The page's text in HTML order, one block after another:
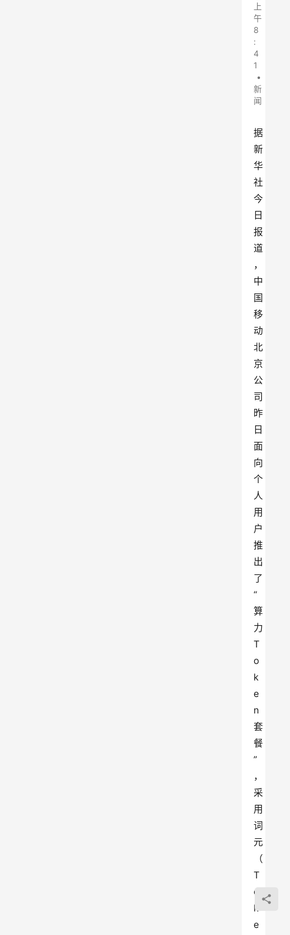
上
午
8
:
4
1
•
新
闻
据
新
华
社
今
日
报
道
，
中
国
移
动
北
京
公
司
昨
日
面
向
个
人
用
户
推
出
了
“
算
力
T
o
k
e
n
套
餐
”
，
采
用
词
元
（
T
o
k
e